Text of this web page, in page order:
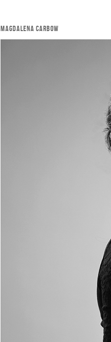
MAGDALENA CARBOW